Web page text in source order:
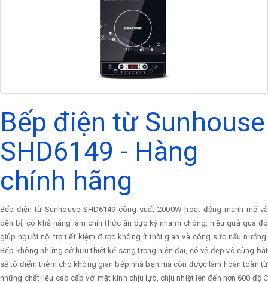
Bếp điện từ Sunhouse
SHD6149 - Hàng
chính hãng
Bếp điện từ Sunhouse SHD6149 công suất 2000W hoạt động mạnh mẽ và
bền bỉ, có khả năng làm chín thức ăn cực kỳ nhanh chóng, hiệu quả qua đó
giúp người nội trợ tiết kiệm được không ít thời gian và công sức nấu nướng.
Bếp không những sở hữu thiết kế sang trọng hiện đại, có vẻ đẹp vô cùng bắt
sẽ tô điểm thêm cho không gian bếp nhà bạn mà còn được làm hoàn toàn từ
những chất liệu cao cấp với mặt kính chịu lực, chịu nhiệt lên đến hơn 600 độ C